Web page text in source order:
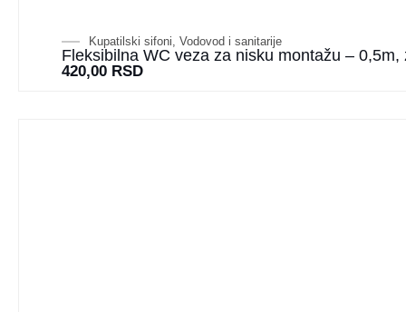
Kupatilski sifoni, Vodovod i sanitarije
Fleksibilna WC veza za nisku montažu –
420,00 RSD